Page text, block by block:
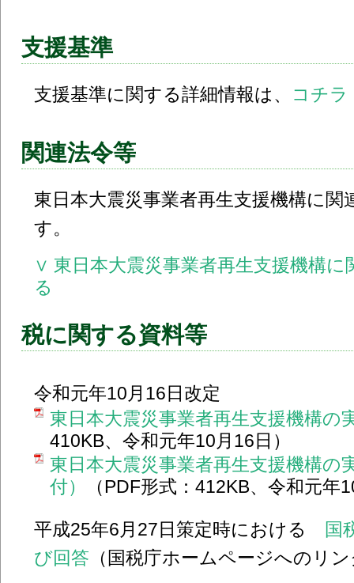
支援基準
支援基準に関する詳細情報は、 コチラ
関連法令等
東日本大震災事業者再生支援機構に
す。
∨ 東日本大震災事業者再生支援機構
る
税に関する資料等
令和元年10月16日改定
東日本大震災事業者再生支援機構の
410KB、令和元年10月16日）
東日本大震災事業者再生支援機構の
付）
（PDF形式：412KB、令和元年
平成25年6月27日策定時における
国
び回答 （国税庁ホームページへのリ